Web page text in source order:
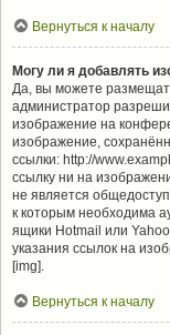
Вернуться к началу
Могу ли я добавлять
Да, вы можете
администратор
изображение на
изображение,
ссылки: http://
ссылку ни на
не является
к которым необходима
ящики Hotmail или
указания ссылок на
[img].
Вернуться к началу